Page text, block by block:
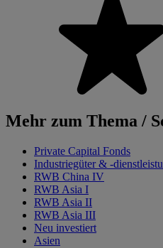
Mehr zum Thema /
Private Capital Fonds
Industriegüter & -
RWB China IV
RWB Asia I
RWB Asia II
RWB Asia III
Neu investiert
Asien